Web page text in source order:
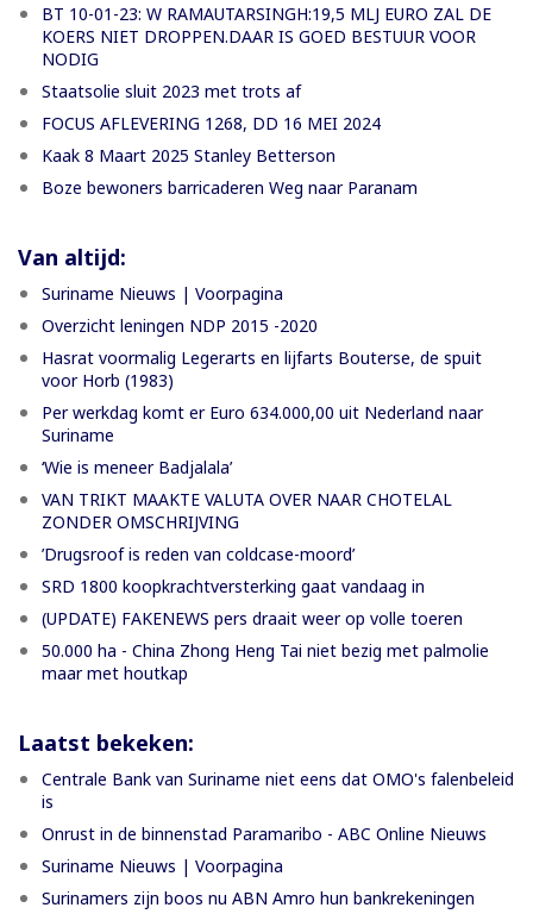
BT 10-01-23: W RAMAUTARSINGH:19,5 MLJ EURO ZAL DE
KOERS NIET DROPPEN.DAAR IS GOED BESTUUR VOOR
NODIG
Staatsolie sluit 2023 met trots af
FOCUS AFLEVERING 1268, DD 16 MEI 2024
Kaak 8 Maart 2025 Stanley Betterson
Boze bewoners barricaderen Weg naar Paranam
Van altijd:
Suriname Nieuws | Voorpagina
Overzicht leningen NDP 2015 -2020
Hasrat voormalig Legerarts en lijfarts Bouterse, de spuit
voor Horb (1983)
Per werkdag komt er Euro 634.000,00 uit Nederland naar
Suriname
‘Wie is meneer Badjalala’
VAN TRIKT MAAKTE VALUTA OVER NAAR CHOTELAL
ZONDER OMSCHRIJVING
’Drugsroof is reden van coldcase-moord’
SRD 1800 koopkrachtversterking gaat vandaag in
(UPDATE) FAKENEWS pers draait weer op volle toeren
50.000 ha - China Zhong Heng Tai niet bezig met palmolie
maar met houtkap
Laatst bekeken:
Centrale Bank van Suriname niet eens dat OMO's falenbeleid
is
Onrust in de binnenstad Paramaribo - ABC Online Nieuws
Suriname Nieuws | Voorpagina
Surinamers zijn boos nu ABN Amro hun bankrekeningen